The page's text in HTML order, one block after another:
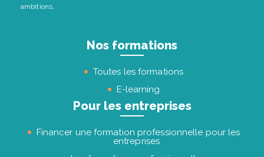
ambitions.
Nos formations
Toutes les formations
E-learning
Pour les entreprises
Financer une formation professionnelle pour les
entreprises